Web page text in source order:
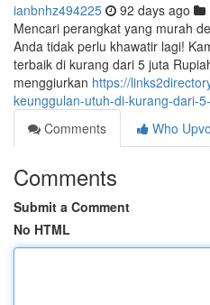
ianbnhz494225 92 days ago
Mencari perangkat yang murah
Anda tidak perlu khawatir lagi!
terbaik di kurang dari 5 juta
menggiurkan https://
keunggulan-utuh-di-kurang-dari-
Comments
Who
Comments
Submit a Comment
No HTML